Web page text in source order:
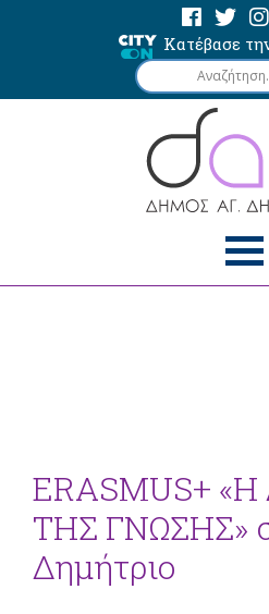
Κατέβασε
ERASMUS+
ΤΗΣ ΓΝΩΣΗΣ»
Δημήτριο